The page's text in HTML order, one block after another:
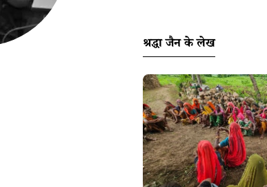
श्रद्धा जैन के लेख